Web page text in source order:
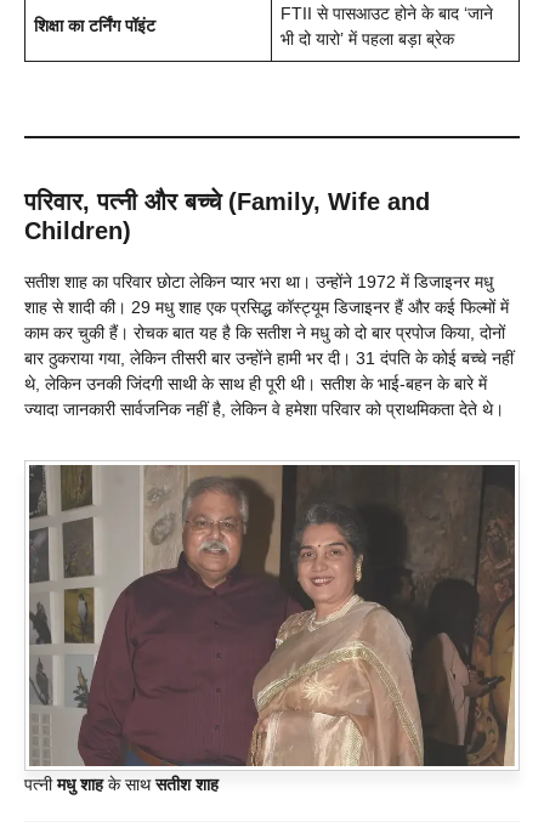
शिक्षा का टर्निंग पॉइंट
FTII से पासआउट होने के बाद ‘जाने
भी दो यारो’ में पहला बड़ा ब्रेक
परिवार, पत्नी और बच्चे (Family, Wife and
Children)
सतीश शाह का परिवार छोटा लेकिन प्यार भरा था। उन्होंने 1972 में डिजाइनर मधु
शाह से शादी की। 29 मधु शाह एक प्रसिद्ध कॉस्ट्यूम डिजाइनर हैं और कई फिल्मों में
काम कर चुकी हैं। रोचक बात यह है कि सतीश ने मधु को दो बार प्रपोज किया, दोनों
बार ठुकराया गया, लेकिन तीसरी बार उन्होंने हामी भर दी। 31 दंपति के कोई बच्चे नहीं
थे, लेकिन उनकी जिंदगी साथी के साथ ही पूरी थी। सतीश के भाई-बहन के बारे में
ज्यादा जानकारी सार्वजनिक नहीं है, लेकिन वे हमेशा परिवार को प्राथमिकता देते थे।
पत्नीमधु शाहके साथसतीश शाह